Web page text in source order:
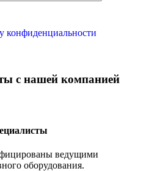
конфиденциальности
с нашей компанией
ведущими
оборудования.